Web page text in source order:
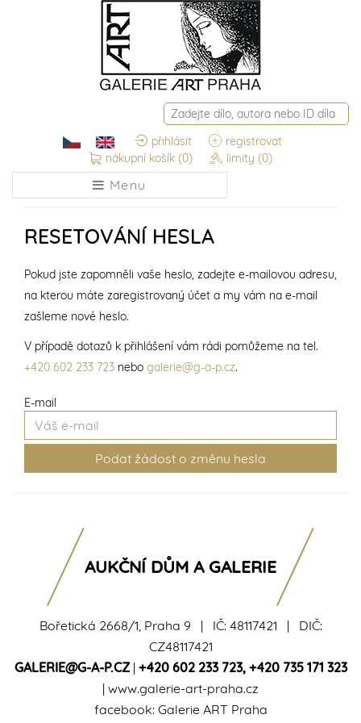
přihlásit
registrovat
nákupní košík (0) limity (0)
Menu
RESETOVÁNÍ HESLA
E-mail
Pokud jste zapomněli vaše heslo, zadejte e-mailovou adresu,
na kterou máte zaregistrovaný účet a my vám na e-mail
zašleme nové heslo.
V případě dotazů k přihlášení vám rádi pomůžeme na tel.
+420 602 233 723 nebo galerie@g-a-p.cz.
Bořetická 2668/1, Praha 9 | IČ: 48117421 | DIČ:
CZ48117421
GALERIE@G-A-P.CZ| +420 602 233 723, +420 735 171 323
| www.galerie-art-praha.cz
facebook: Galerie ART Praha
AUKČNÍ DŮM A GALERIE